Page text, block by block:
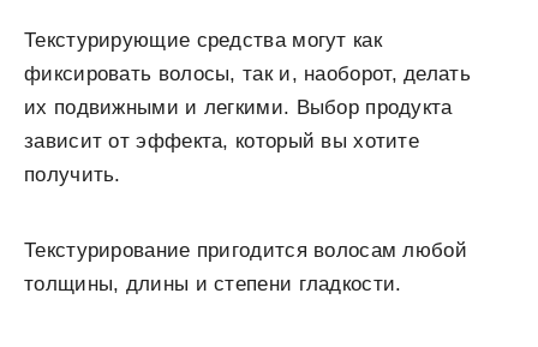
Текстурирующие средства могут как
фиксировать волосы, так и, наоборот, делать
их подвижными и легкими. Выбор продукта
зависит от эффекта, который вы хотите
получить.
Текстурирование пригодится волосам любой
толщины, длины и степени гладкости.